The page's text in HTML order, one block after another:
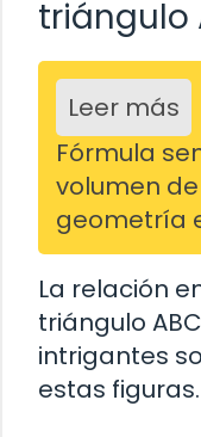
triángulo
Leer más
Fórmula
volumen
geometría
La relación
triángulo
intrigantes
estas figuras.